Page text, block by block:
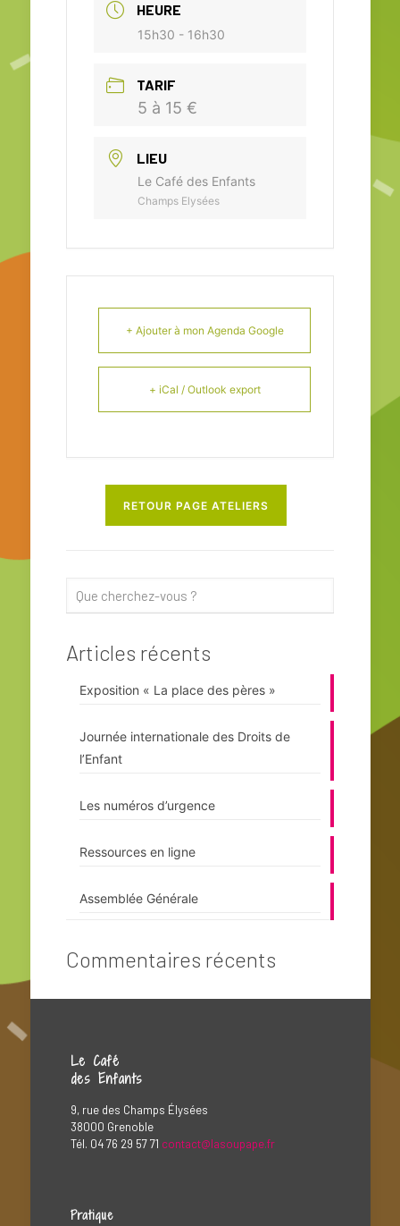
HEURE
15h30 - 16h30
TARIF
5 à 15 €
LIEU
Le Café des Enfants
Champs Elysées
+ Ajouter à mon Agenda Google
+ iCal / Outlook export
RETOUR PAGE ATELIERS
Articles récents
Exposition « La place des pères »
Journée internationale des Droits de
l’Enfant
Les numéros d’urgence
Ressources en ligne
Assemblée Générale
Commentaires récents
Le Café
des Enfants
9, rue des Champs Élysées
38000 Grenoble
Tél. 04 76 29 57 71 contact@lasoupape.fr
Pratique